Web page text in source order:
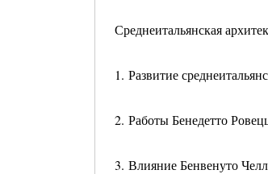
Среднеитальянская
1. Развитие
2. Работы Бенедетто
3. Влияние Бенвенуто